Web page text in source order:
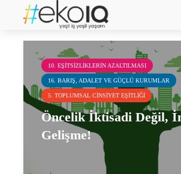
türkiye’de insani gelişim
10. EŞITSIZLIKLERIN AZALTILMASI
16. BARIŞ, ADALET VE GÜÇLÜ KURUMLAR
5. TOPLUMSAL CINSIYET EŞITLIĞI
Öncelik İktisadi Değil,
Gelişme!